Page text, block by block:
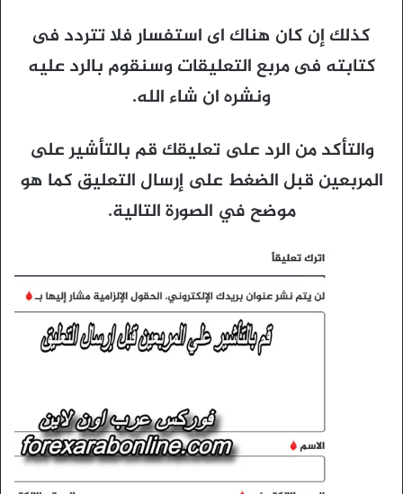
كذلك إن كان هناك اى استفسار فلا تتردد فى
كتابته فى مربع التعليقات وسنقوم بالرد عليه
ونشره ان شاء الله.
والتأكد من الرد على تعليقك قم بالتأشير على
المربعين قبل الضغط على إرسال التعليق كما هو
موضح في الصورة التالية.